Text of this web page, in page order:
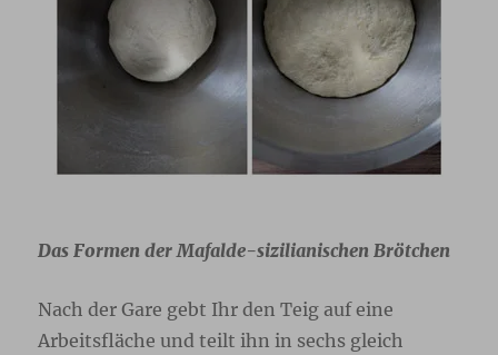
Das Formen der Mafalde-sizilianischen Brötchen
Nach der Gare gebt Ihr den Teig auf eine
Arbeitsfläche und teilt ihn in sechs gleich